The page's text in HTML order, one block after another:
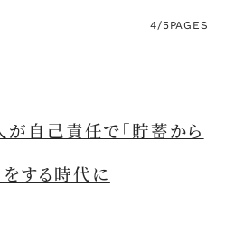
4/5PAGES
自己責任で「貯蓄から
をする時代に